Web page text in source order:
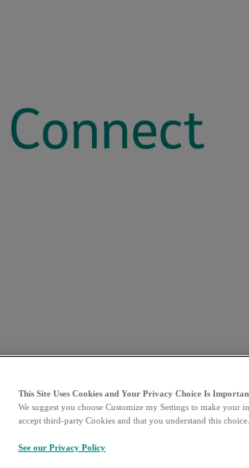
This Site Uses Cookies and Your Privacy Choice Is
We suggest you choose Customize my Settings to make your
accept third-party Cookies and that you understand this choice.
See our Privacy Policy